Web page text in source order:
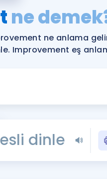
YDS ve YÖKDİL
YDS ve YÖKDİL'e
Tüm ÖSYM
Blog
YDS - YÖKDİL
İngilizce
ne
ne anlama
Improvement eş
dinle